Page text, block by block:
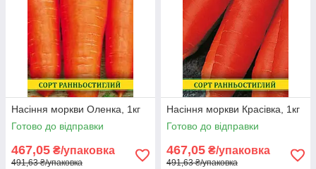
Насіння моркви Оленка, 1кг
Готово до відправки
467,05 ₴/упаковка
491,63 ₴/упаковка
Насіння моркви Красівка, 1кг
Готово до відправки
467,05 ₴/упаковка
491,63 ₴/упаковка